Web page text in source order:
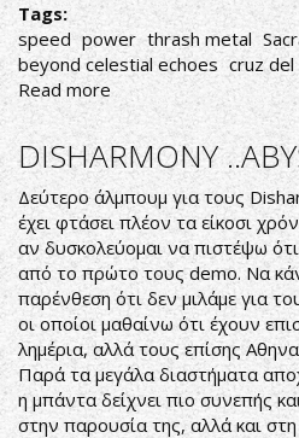
Tags:
speed power thrash metal
beyond celestial echoes cruz
Read moreabout
ΚΑΛΥΤΕΡΗ
ΕΛΛΗΝΙΚΗ
METAL
ΚΥΚΛΟΦΟΡΙΑ
ΓΙΑ
ΤΟ
2018
DISHARMONY
Δεύτερο άλμπουμ για τους
έχει φτάσει πλέον τα είκοσι
αν δυσκολεύομαι να πιστέψω
από το πρώτο τους demo. Να
παρένθεση ότι δεν μιλάμε για
οι οποίοι μαθαίνω ότι έχουν
λημέρια, αλλά τους επίσης
Παρά τα μεγάλα διαστήματα
η μπάντα δείχνει πιο συνεπής
στην παρουσία της, αλλά και